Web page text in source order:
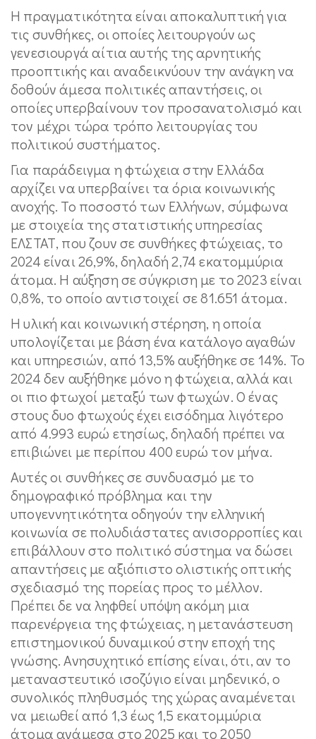
Η πραγματικότητα είναι αποκαλυπτική για
τις συνθήκες, οι οποίες λειτουργούν ως
γενεσιουργά αίτια αυτής της αρνητικής
προοπτικής και αναδεικνύουν την ανάγκη να
δοθούν άμεσα πολιτικές απαντήσεις, οι
οποίες υπερβαίνουν τον προσανατολισμό και
τον μέχρι τώρα τρόπο λειτουργίας του
πολιτικού συστήματος.
Για παράδειγμα η φτώχεια στην Ελλάδα
αρχίζει να υπερβαίνει τα όρια κοινωνικής
ανοχής. Το ποσοστό των Ελλήνων, σύμφωνα
με στοιχεία της στατιστικής υπηρεσίας
ΕΛΣΤΑΤ, που ζουν σε συνθήκες φτώχειας, το
2024 είναι 26,9%, δηλαδή 2,74 εκατομμύρια
άτομα. Η αύξηση σε σύγκριση με το 2023 είναι
0,8%, το οποίο αντιστοιχεί σε 81.651 άτομα.
Η υλική και κοινωνική στέρηση, η οποία
υπολογίζεται με βάση ένα κατάλογο αγαθών
και υπηρεσιών, από 13,5% αυξήθηκε σε 14%. Το
2024 δεν αυξήθηκε μόνο η φτώχεια, αλλά και
οι πιο φτωχοί μεταξύ των φτωχών. Ο ένας
στους δυο φτωχούς έχει εισόδημα λιγότερο
από 4.993 ευρώ ετησίως, δηλαδή πρέπει να
επιβιώνει με περίπου 400 ευρώ τον μήνα.
Αυτές οι συνθήκες σε συνδυασμό με το
δημογραφικό πρόβλημα και την
υπογεννητικότητα οδηγούν την ελληνική
κοινωνία σε πολυδιάστατες ανισορροπίες και
επιβάλλουν στο πολιτικό σύστημα να δώσει
απαντήσεις με αξιόπιστο ολιστικής οπτικής
σχεδιασμό της πορείας προς το μέλλον.
Πρέπει δε να ληφθεί υπόψη ακόμη μια
παρενέργεια της φτώχειας, η μετανάστευση
επιστημονικού δυναμικού στην εποχή της
γνώσης. Ανησυχητικό επίσης είναι, ότι, αν το
μεταναστευτικό ισοζύγιο είναι μηδενικό, ο
συνολικός πληθυσμός της χώρας αναμένεται
να μειωθεί από 1,3 έως 1,5 εκατομμύρια
άτομα ανάμεσα στο 2025 και το 2050